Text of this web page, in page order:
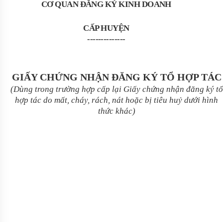
CƠ QUAN ĐĂNG KÝ KINH DOANH
CẤP HUYỆN
--------------
GIẤY CHỨNG NHẬN ĐĂNG KÝ TỔ HỢP TÁC
(Dùng trong trường hợp cấp lại Giấy chứng nhận đăng ký tổ
hợp tác do mất, cháy, rách, nát hoặc bị tiêu huỷ dưới hình
thức khác)